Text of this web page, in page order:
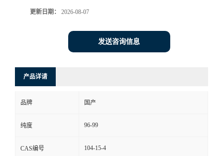
更新日期： 2026-08-07
发送咨询信息
产品详请
品牌 国产
纯度 96-99
CAS编号 104-15-4